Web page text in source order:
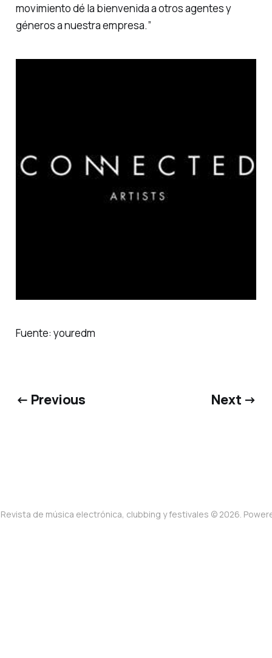
movimiento dé la bienvenida a otros agentes y
géneros a nuestra empresa.”
Fuente: youredm
← Previous Next →
de música electrónica, clubbing y festivales © 2026.